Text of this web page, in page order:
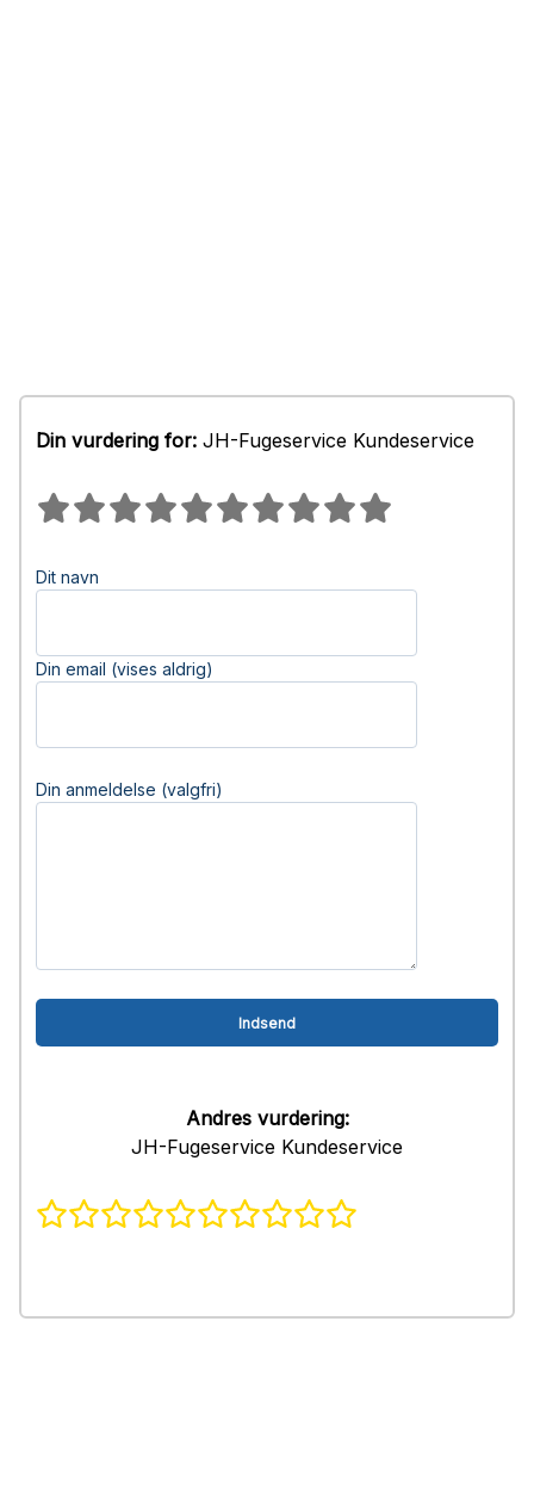
Din vurdering for: JH-Fugeservice Kundeservice
Dit navn
Din email (vises aldrig)
Din anmeldelse (valgfri)
Andres vurdering:
JH-Fugeservice Kundeservice